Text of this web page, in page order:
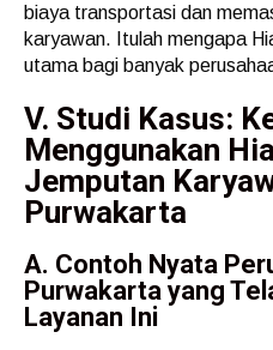
biaya transportasi dan
karyawan. Itulah mengapa
utama bagi banyak
V. Studi Kasus:
Menggunakan
Jemputan
Purwakarta
A. Contoh Nyata
Purwakarta yang
Layanan Ini